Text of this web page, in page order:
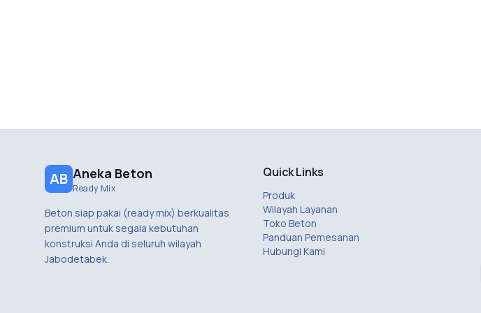
AB Aneka Beton
Ready Mix
Beton siap pakai (ready mix) berkualitas
premium untuk segala kebutuhan
konstruksi Anda di seluruh wilayah
Jabodetabek.
Quick Links
Produk
Wilayah Layanan
Toko Beton
Panduan Pemesanan
Hubungi Kami